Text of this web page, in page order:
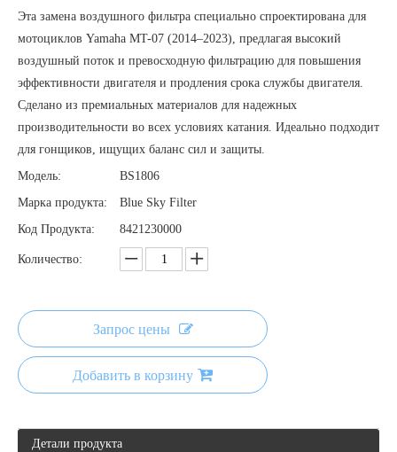
Эта замена воздушного фильтра специально спроектирована для
мотоциклов Yamaha MT-07 (2014–2023), предлагая высокий
воздушный поток и превосходную фильтрацию для повышения
эффективности двигателя и продления срока службы двигателя.
Сделано из премиальных материалов для надежных
производительности во всех условиях катания. Идеально подходит
для гонщиков, ищущих баланс сил и защиты.
Модель:
BS1806
Марка продукта:
Blue Sky Filter
Код Продукта:
8421230000
Количество:
Запрос цены
Добавить в корзину
Детали продукта